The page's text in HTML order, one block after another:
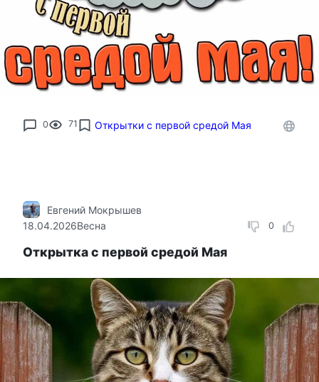
0 71 Открытки с первой средой Мая
0
Евгений Мокрышев
18.04.2026Весна
Открытка с первой средой Мая